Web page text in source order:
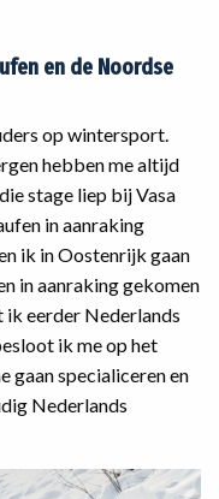
en de Noordse
op wintersport.
hebben me altijd
stage liep bij Vasa
in aanraking
ik in Oostenrijk gaan
in aanraking gekomen
ik eerder Nederlands
ik me op het
gaan specialiceren en
Nederlands